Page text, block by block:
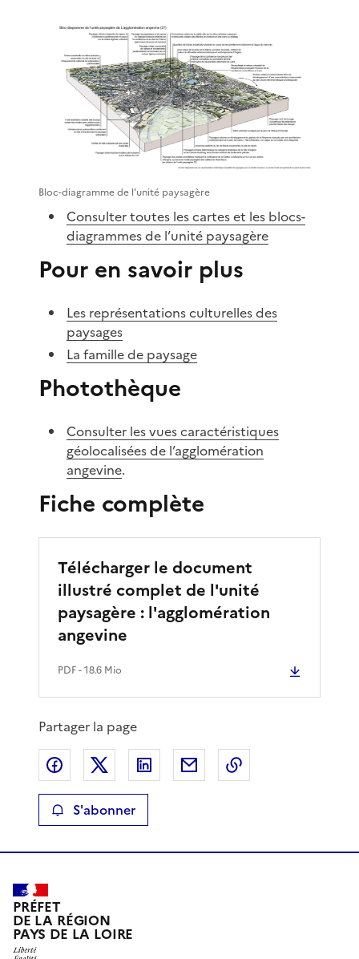
Bloc-diagramme de l'unité paysagère
Consulter toutes les cartes et les blocs-
diagrammes de l’unité paysagère
Pour en savoir plus
Les représentations culturelles des
paysages
La famille de paysage
Photothèque
Consulter les vues caractéristiques
géolocalisées de l’agglomération
angevine.
Fiche complète
Télécharger le document
illustré complet de l'unité
paysagère : l'agglomération
angevine
PDF- 18.6 Mio
Partager la page
Partager sur Facebook
Partager sur XPartager sur LinkedIn
Partager par email
S'abonner
PRÉFET
DE LA RÉGION
PAYS DE LA LOIRE